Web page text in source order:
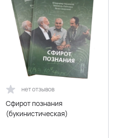
нет отзывов
Сфирот познания
(букинистическая)